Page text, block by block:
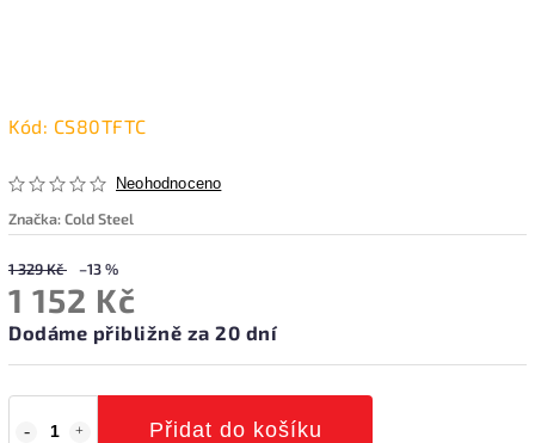
Kód: CS80TFTC
Neohodnoceno
Značka:Cold Steel
1 329 Kč –13 %
1 152 Kč
Dodáme přibližně za 20 dní
Přidat do košíku